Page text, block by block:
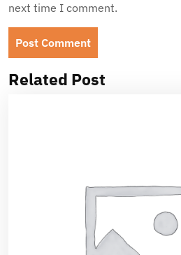
next time I comment.
Related Post